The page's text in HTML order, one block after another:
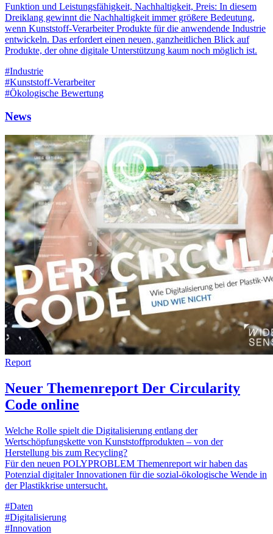
Funktion und Leistungsfähigkeit, Nachhaltigkeit, Preis: In diesem
Dreiklang gewinnt die Nachhaltigkeit immer größere Bedeutung,
wenn Kunststoff-Verarbeiter Produkte für die anwendende Industrie
entwickeln. Das erfordert einen neuen, ganzheitlichen Blick auf
Produkte, der ohne digitale Unterstützung kaum noch möglich ist.
#Industrie
#Kunststoff-Verarbeiter
#Ökologische Bewertung
News
Report
Neuer Themenreport Der Circularity
Code online
Welche Rolle spielt die Digitalisierung entlang der
Wertschöpfungskette von Kunststoffprodukten – von der
Herstellung bis zum Recycling?
Für den neuen POLYPROBLEM Themenreport wir haben das
Potenzial digitaler Innovationen für die sozial-ökologische Wende in
der Plastikkrise untersucht.
#Daten
#Digitalisierung
#Innovation